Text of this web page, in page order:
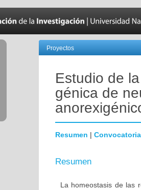
Proyectos
Estudio de
génica de
Resumen | Convocatoria
Resumen
La homeostasis de las